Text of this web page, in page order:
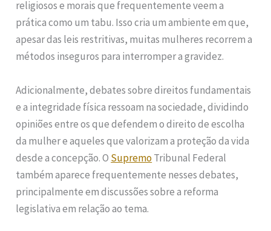
religiosos e morais que frequentemente veem a
prática como um tabu. Isso cria um ambiente em que,
apesar das leis restritivas, muitas mulheres recorrem a
métodos inseguros para interromper a gravidez.
Adicionalmente, debates sobre direitos fundamentais
e a integridade física ressoam na sociedade, dividindo
opiniões entre os que defendem o direito de escolha
da mulher e aqueles que valorizam a proteção da vida
desde a concepção. O SupremoTribunal Federal
também aparece frequentemente nesses debates,
principalmente em discussões sobre a reforma
legislativa em relação ao tema.